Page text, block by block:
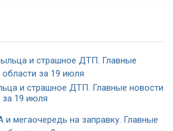
и страшное ДТП. Главные новости
19 июля